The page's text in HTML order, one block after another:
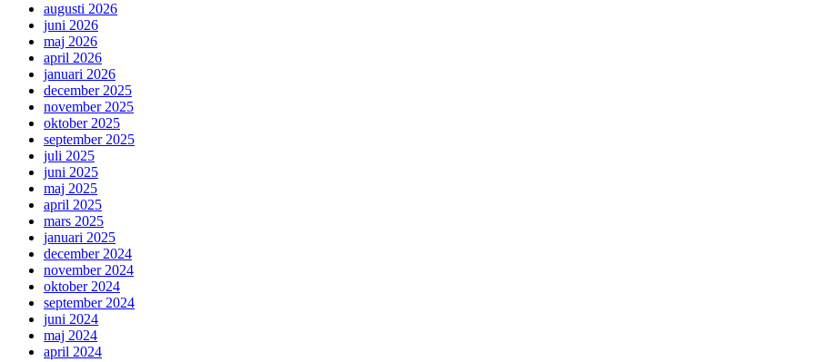
augusti 2026
juni 2026
maj 2026
april 2026
januari 2026
december 2025
november 2025
oktober 2025
september 2025
juli 2025
juni 2025
maj 2025
april 2025
mars 2025
januari 2025
december 2024
november 2024
oktober 2024
september 2024
juni 2024
maj 2024
april 2024